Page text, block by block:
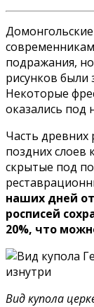
подражания,
рисунков были
Некоторые
оказались под
Часть древних
поздних слоев
скрытые под
наших дней
росписей
20%, что
Вид купола